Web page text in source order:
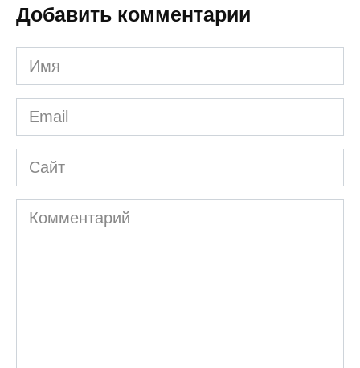
Добавить комментарии
Имя
*
Email
*
Сайт
Комментарий